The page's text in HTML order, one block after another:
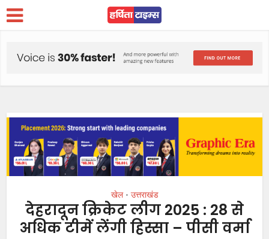
खेल • उत्तराखंड
देहरादून क्रिकेट लीग 2025 : 28 से
अधिक टीमें लेंगी हिस्सा – पीसी वर्मा